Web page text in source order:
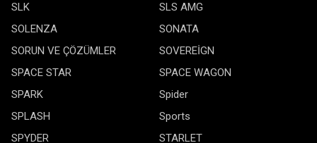
SLK
SLS AMG
SOLENZA
SONATA
SORUN VE ÇÖZÜMLER
SOVEREİGN
SPACE STAR
SPACE WAGON
SPARK
Spider
SPLASH
Sports
SPYDER
STARLET